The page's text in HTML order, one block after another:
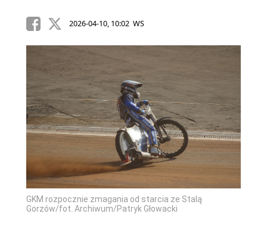
2026-04-10, 10:02 WS
GKM rozpocznie zmagania od starcia ze Stalą
Gorzów/fot. Archiwum/Patryk Głowacki